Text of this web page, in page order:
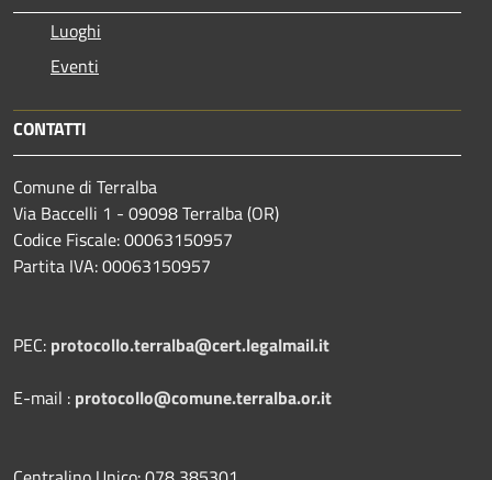
Luoghi
Eventi
CONTATTI
Comune di Terralba
Via Baccelli 1 - 09098 Terralba (OR)
Codice Fiscale: 00063150957
Partita IVA: 00063150957
PEC: protocollo.terralba@cert.legalmail.it
E-mail : protocollo@comune.terralba.or.it